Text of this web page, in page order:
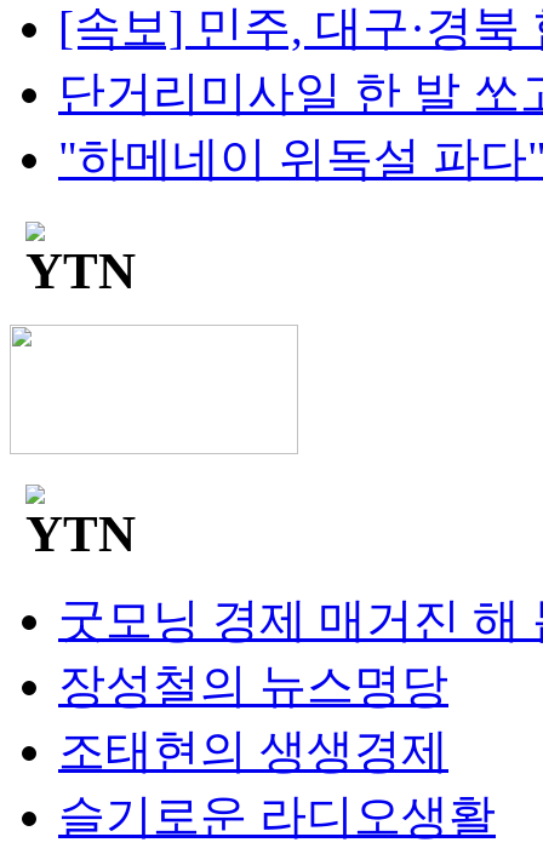
[속보] 민주, 대구·경북
단거리미사일 한 발 쏘
"하메네이 위독설 파다
굿모닝 경제 매거진 해
장성철의 뉴스명당
조태현의 생생경제
슬기로운 라디오생활